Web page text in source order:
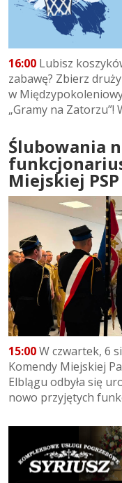
16:00 Lubisz
zabawę? Zbierz
w
„Gramy na Zatorzu”!
Ślubowania
Miejskiej
15:00W czwartek, 6
Komendy Miejskiej
Elblągu odbyła się
nowo przyjętych